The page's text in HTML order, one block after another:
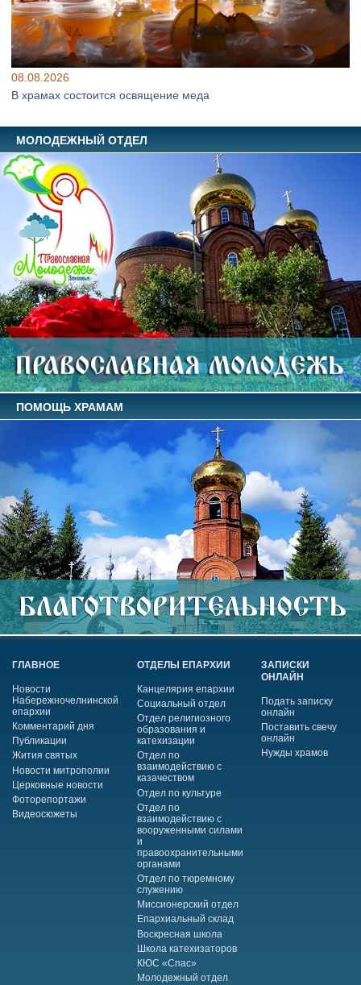
08.08.2026
В храмах состоится освящение меда
МОЛОДЕЖНЫЙ ОТДЕЛ
ПОМОЩЬ ХРАМАМ
ГЛАВНОЕ
Новости
Набережночелнинской
епархии
Комментарий дня
Публикации
Жития святых
Новости митрополии
Церковные новости
Фоторепортажи
Видеосюжеты
ОТДЕЛЫ ЕПАРХИИ
Канцелярия епархии
Социальный отдел
Отдел религиозного
образования и
катехизации
Отдел по
взаимодействию с
казачеством
Отдел по культуре
Отдел по
взаимодействию с
вооруженными силами
и
правоохранительными
органами
Отдел по тюремному
служению
Миссионерский отдел
Епархиальный склад
Воскресная школа
Школа катехизаторов
КЮС «Спас»
Молодежный отдел
ЗАПИСКИ
ОНЛАЙН
Подать записку
онлайн
Поставить свечу
онлайн
Нужды храмов